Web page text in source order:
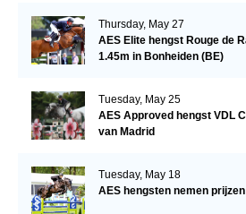
Thursday, May 27
AES Elite hengst Rouge de
1.45m in Bonheiden (BE)
Tuesday, May 25
AES Approved hengst VDL
van Madrid
Tuesday, May 18
AES hengsten nemen